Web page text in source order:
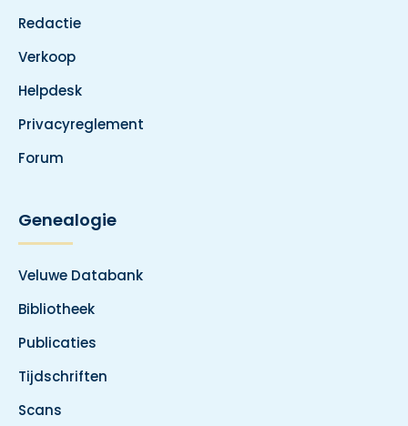
Redactie
Verkoop
Helpdesk
Privacyreglement
Forum
Genealogie
Veluwe Databank
Bibliotheek
Publicaties
Tijdschriften
Scans